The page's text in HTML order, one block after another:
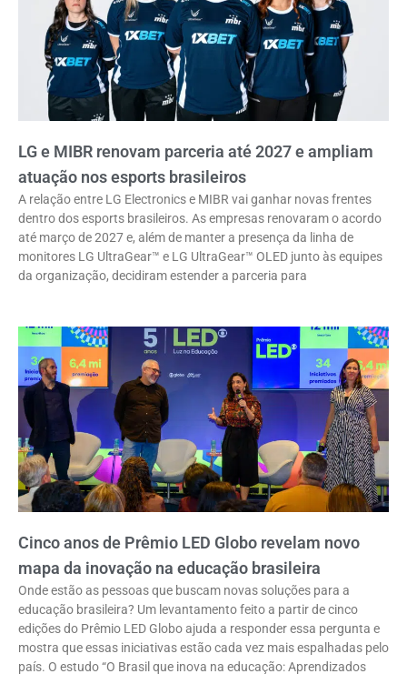
LG e MIBR renovam parceria até 2027 e ampliam
atuação nos esports brasileiros
A relação entre LG Electronics e MIBR vai ganhar novas frentes
dentro dos esports brasileiros. As empresas renovaram o acordo
até março de 2027 e, além de manter a presença da linha de
monitores LG UltraGear™ e LG UltraGear™ OLED junto às equipes
da organização, decidiram estender a parceria para
Cinco anos de Prêmio LED Globo revelam novo
mapa da inovação na educação brasileira
Onde estão as pessoas que buscam novas soluções para a
educação brasileira? Um levantamento feito a partir de cinco
edições do Prêmio LED Globo ajuda a responder essa pergunta e
mostra que essas iniciativas estão cada vez mais espalhadas pelo
país. O estudo “O Brasil que inova na educação: Aprendizados